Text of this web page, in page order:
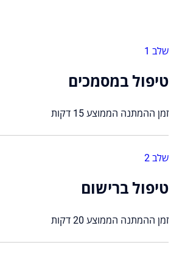
שלב 1
טיפול במסמכים
זמן ההמתנה הממוצע 15 דקות
שלב 2
טיפול ברישום
זמן ההמתנה הממוצע 20 דקות